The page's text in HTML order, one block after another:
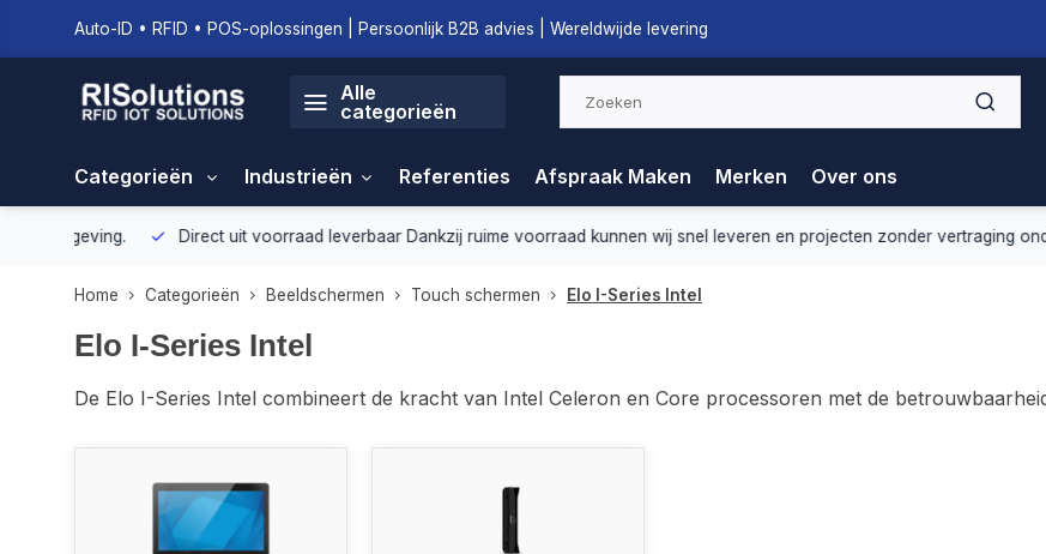
Auto-ID • RFID • POS-oplossingen | Persoonlijk B2B advies | Wereldwijde levering
Alle
categorieën
Categorieën Industrieën Referenties Afspraak Maken Merken Over ons
Direct uit voorraad leverbaar Dankzij ruime voorraad kunnen wij snel leveren en projecten zonder vertraging
Home Categorieën Beeldschermen Touch schermen Elo I-Series Intel
Elo I-Series Intel
De Elo I-Series Intel combineert de kracht van Intel Celeron en Core processoren met de
kijkhoeken en een strak modern ontwerp. Dankzij opties zoals USB-C, USB 3.0, Wi-Fi, Bluetooth en
toepassingen: van interactieve verkoopondersteuning en POS tot self-service kiosken en digital signage.
betrouwbaar voor intensief dagelijks gebruik in retail en horeca.